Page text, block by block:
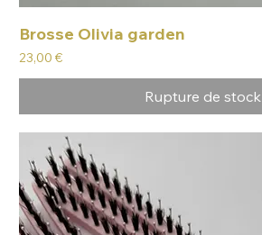
Brosse Olivia garden
Prix
23,00 €
Rupture de stock